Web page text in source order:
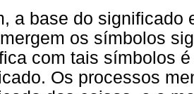
a base do significado
os símbolos
com tais símbolos
Os processos